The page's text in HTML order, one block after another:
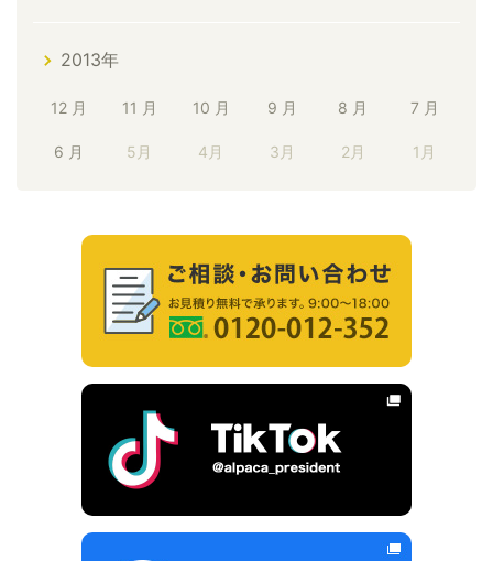
2013年
12 月 11 月 10 月 9 月 8 月 7 月
6 月 5月 4月 3月 2月 1月